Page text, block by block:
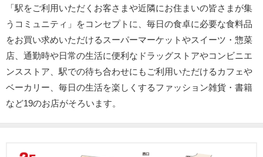
「駅をご利用いただくお客さまや近隣にお住まいの皆さまが集
うコミュニティ」をコンセプトに、毎日の食卓に必要な食料品
をお買い求めいただけるスーパーマーケットやスイーツ・惣菜
店、通勤時や日常の生活に便利なドラッグストアやコンビニエ
ンスストア、駅での待ち合わせにもご利用いただけるカフェや
ベーカリー、毎日の生活を楽しくするファッション雑貨・書籍
など19のお店がそろいます。